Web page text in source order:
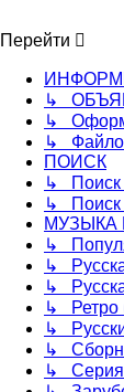
Перейти
↳
↳
↳
ПОИСК
↳ Поиск
↳ Поиск
МУЗЫКА
↳
↳
↳
↳ Ретро
↳
↳
↳ Серия